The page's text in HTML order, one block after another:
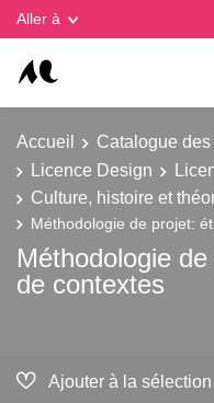
Aller à
Accueil Catalogue
Licence Design
Culture, histoire et
Méthodologie de projet:
Méthodologie
de contextes
Ajouter à la sélection
Gestion des cookies